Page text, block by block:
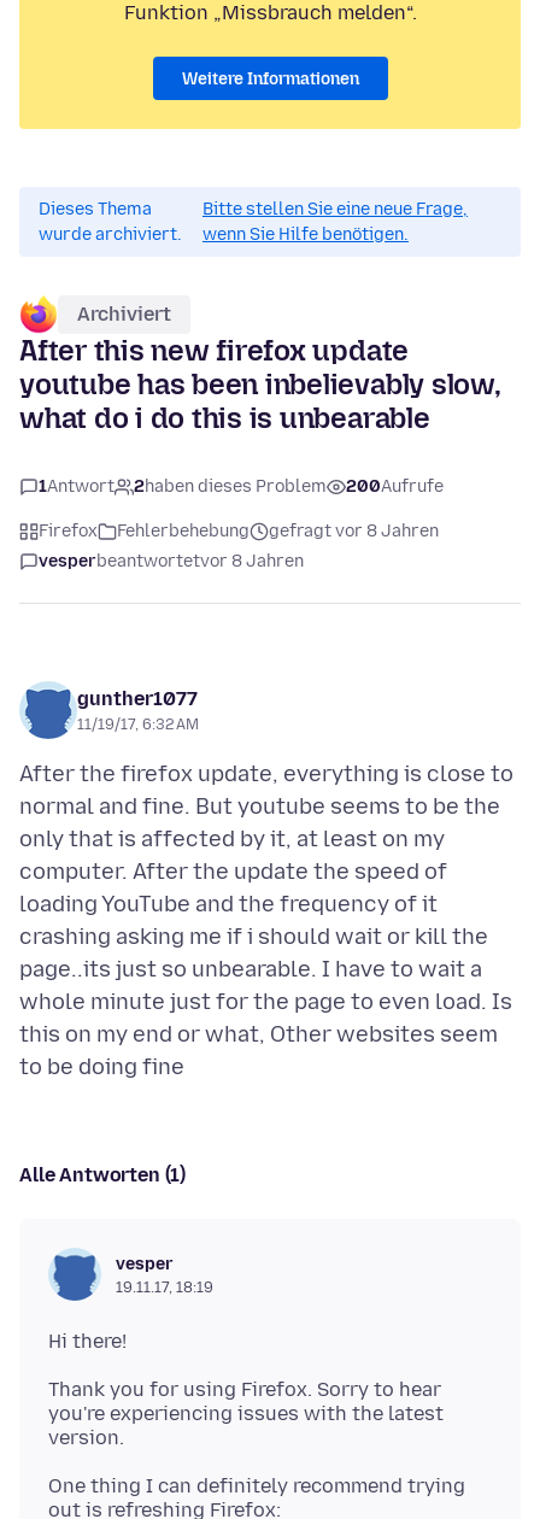
Funktion „Missbrauch melden“.
Weitere Informationen
Dieses Thema
wurde archiviert.
Bitte stellen Sie eine neue Frage,
wenn Sie Hilfe benötigen.
Archiviert
After this new firefox update
youtube has been inbelievably slow,
what do i do this is unbearable
1Antwort 2haben dieses Problem 200Aufrufe
Firefox Fehlerbehebung
gefragt vor 8 Jahren
vesperbeantwortetvor 8 Jahren
gunther1077
11/19/17, 6:32 AM
After the firefox update, everything is close to
normal and fine. But youtube seems to be the
only that is affected by it, at least on my
computer. After the update the speed of
loading YouTube and the frequency of it
crashing asking me if i should wait or kill the
page..its just so unbearable. I have to wait a
whole minute just for the page to even load. Is
this on my end or what, Other websites seem
Alle Antworten (1)
vesper
19.11.17, 18:19
Thank you for using Firefox. Sorry to hear
you're experiencing issues with the latest
One thing I can definitely recommend trying
out is refreshing Firefox: